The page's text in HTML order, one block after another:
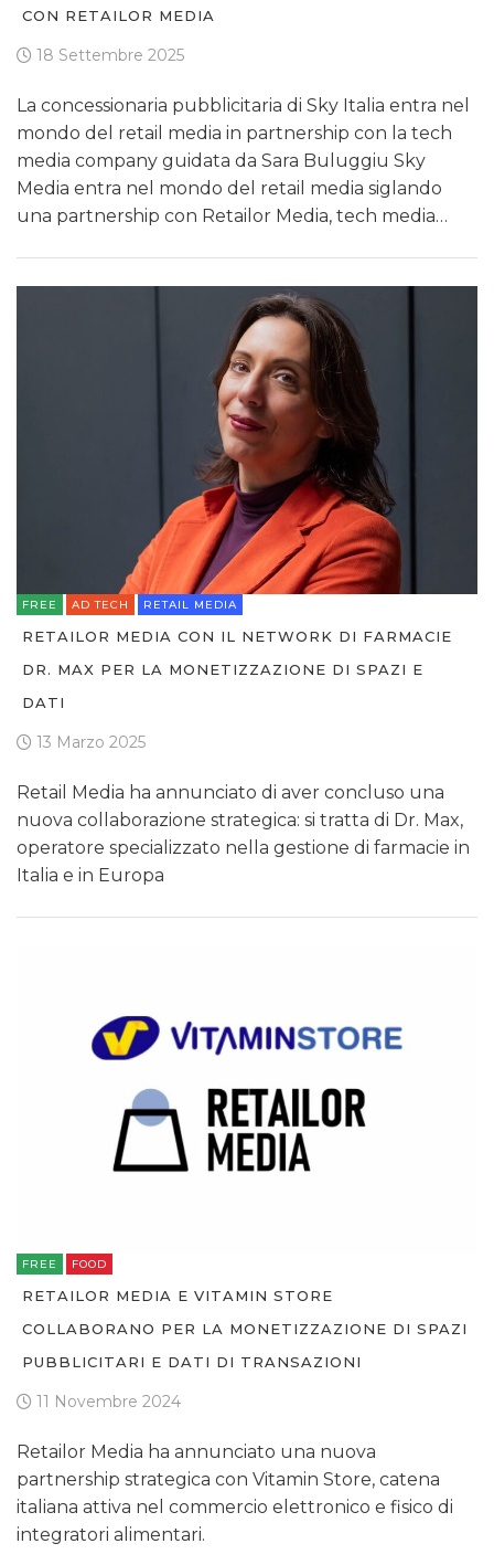
CON RETAILOR MEDIA
18 Settembre 2025
La concessionaria pubblicitaria di Sky Italia entra nel
mondo del retail media in partnership con la tech
media company guidata da Sara Buluggiu Sky
Media entra nel mondo del retail media siglando
una partnership con Retailor Media, tech media…
FREE AD TECH RETAIL MEDIA
RETAILOR MEDIA CON IL NETWORK DI FARMACIE
DR. MAX PER LA MONETIZZAZIONE DI SPAZI E
DATI
13 Marzo 2025
Retail Media ha annunciato di aver concluso una
nuova collaborazione strategica: si tratta di Dr. Max,
operatore specializzato nella gestione di farmacie in
Italia e in Europa
FREE FOOD
RETAILOR MEDIA E VITAMIN STORE
COLLABORANO PER LA MONETIZZAZIONE DI SPAZI
PUBBLICITARI E DATI DI TRANSAZIONI
11 Novembre 2024
Retailor Media ha annunciato una nuova
partnership strategica con Vitamin Store, catena
italiana attiva nel commercio elettronico e fisico di
integratori alimentari.